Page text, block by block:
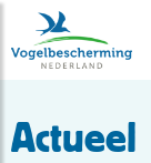
Actueel